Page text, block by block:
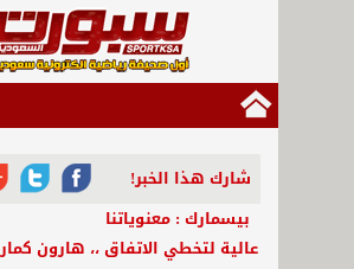
شارك هذا الخبر!
بيسمارك : معنوياتنا
عالية لتخطي الاتفاق ،، هارون